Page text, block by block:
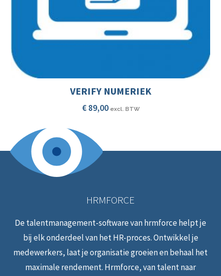
VERIFY NUMERIEK
€89,00 excl. BTW
HRMFORCE
De talentmanagement-software van hrmforce helpt je
bij elk onderdeel van het HR-proces. Ontwikkel je
medewerkers, laat je organisatie groeien en behaal het
maximale rendement. Hrmforce, van talent naar